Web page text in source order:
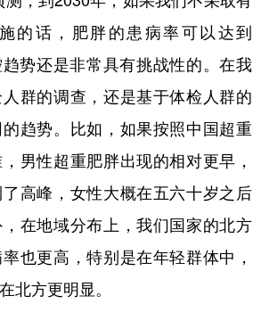
的话，肥胖的患病率可以达到
势还是非常具有挑战性的。在我
群的调查，还是基于体检人群的
趋势。比如，如果按照中国超重
男性超重肥胖出现的相对更早，
高峰，女性大概在五六十岁之后
在地域分布上，我们国家的北方
也更高，特别是在年轻群体中，
北方更明显。